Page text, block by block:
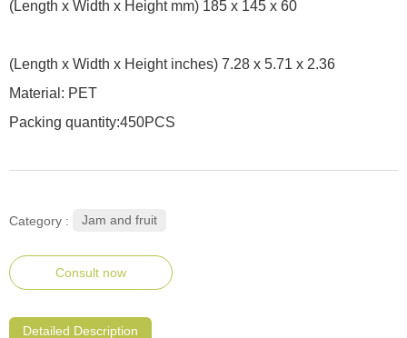
(Length x Width x Height mm) 185 x 145 x 60
(Length x Width x Height inches) 7.28 x 5.71 x 2.36
Material: PET
Packing quantity:450PCS
Category : Jam and fruit
Consult now
Detailed Description